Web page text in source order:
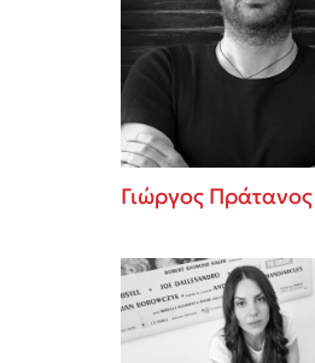
Γιώργος Πράτανος